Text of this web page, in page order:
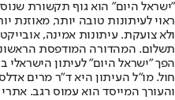
"ישראל היום" הוא גוף תקשורת
ראוי לעיתונות טובה יותר, מאוזנת
ולא צועקת. עיתונות אמינה,
הפך "ישראל היום" לעיתון הישראלי
חול. מו"ל העיתון היא ד"ר מרים
והעורך המייסד הוא עמוס רגב.